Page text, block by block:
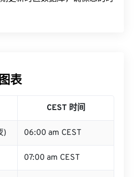
表
CEST 时间
) 06:00 am CEST
07:00 am CEST